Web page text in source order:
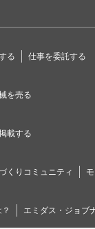
る 仕事を委託する
を売る
載する
くりコミュニティ
エミダス・ジョブ